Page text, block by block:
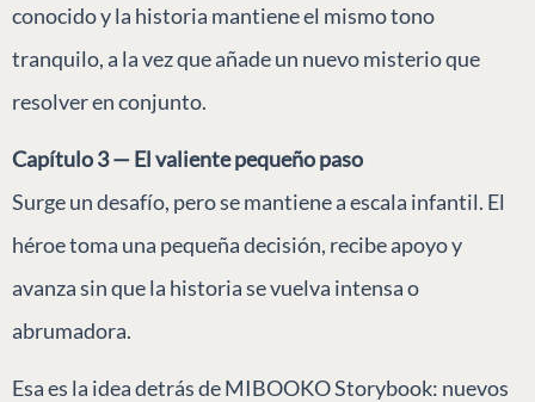
conocido y la historia mantiene el mismo tono
tranquilo, a la vez que añade un nuevo misterio que
resolver en conjunto.
Capítulo 3 — El valiente pequeño paso
Surge un desafío, pero se mantiene a escala infantil. El
héroe toma una pequeña decisión, recibe apoyo y
avanza sin que la historia se vuelva intensa o
abrumadora.
Esa es la idea detrás de MIBOOKO Storybook: nuevos